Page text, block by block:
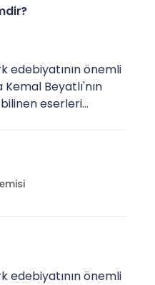
edebiyatının önemli
Beyatlı'nın
eserleri...
edebiyatının önemli